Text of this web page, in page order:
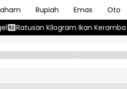
Rupiah Emas Oto
Keramba di Banua Anyar Mati